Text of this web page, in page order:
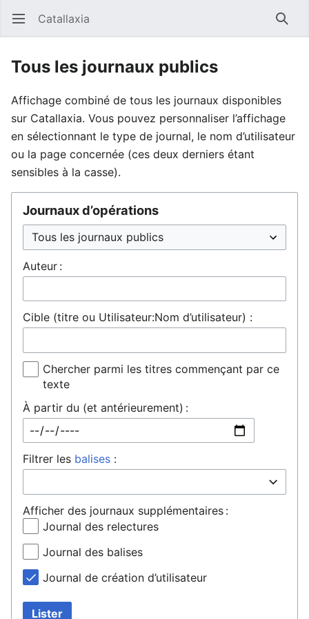
Ouvrir le menu principal Catallaxia
Tous les journaux publics
Affichage combiné de tous les journaux disponibles
sur Catallaxia. Vous pouvez personnaliser l’affichage
en sélectionnant le type de journal, le nom d’utilisateur
ou la page concernée (ces deux derniers étant
sensibles à la casse).
Journaux d’opérations
Auteur :
Cible (titre ou Utilisateur:Nom d’utilisateur) :
Chercher parmi les titres commençant par ce
texte
À partir du (et antérieurement) :
Filtrer les balises :
Afficher des journaux supplémentaires :
Journal des relectures
Journal des balises
Journal de création d’utilisateur
Lister